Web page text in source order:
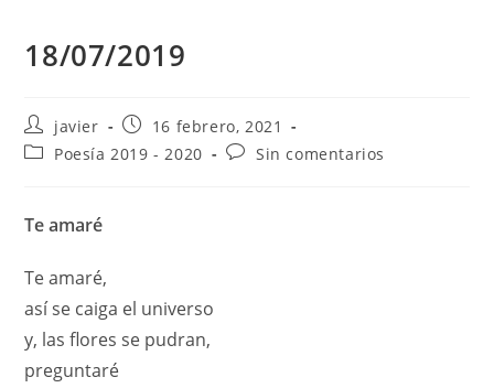
18/07/2019
javier
16 febrero, 2021
Poesía 2019 - 2020
Sin comentarios
Te amaré
Te amaré,
así se caiga el universo
y, las flores se pudran,
preguntaré